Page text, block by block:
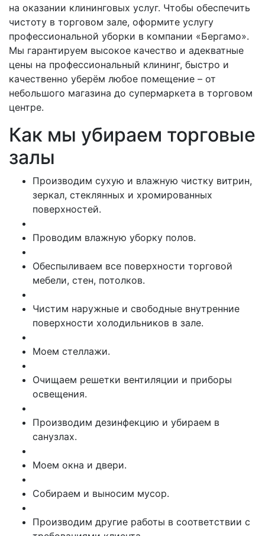
на оказании клининговых услуг. Чтобы обеспечить
чистоту в торговом зале, оформите услугу
профессиональной уборки в компании «Бергамо».
Мы гарантируем высокое качество и адекватные
цены на профессиональный клининг, быстро и
качественно уберём любое помещение – от
небольшого магазина до супермаркета в торговом
центре.
Как мы убираем торговые
залы
Производим сухую и влажную чистку витрин,
зеркал, стеклянных и хромированных
поверхностей.
Проводим влажную уборку полов.
Обеспыливаем все поверхности торговой
мебели, стен, потолков.
Чистим наружные и свободные внутренние
поверхности холодильников в зале.
Моем стеллажи.
Очищаем решетки вентиляции и приборы
освещения.
Производим дезинфекцию и убираем в
санузлах.
Моем окна и двери.
Собираем и выносим мусор.
Производим другие работы в соответствии с